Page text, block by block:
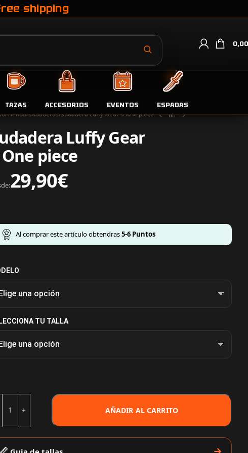
shipping
0,00
TAZAS ACCESORIOS EVENTOS
ESPADAS
Tienda Sudaderas Sudadera Luffy Gear 5 One piece
Luffy Gear
piece
29,90€
Al comprar este artículo obtendras5-6Puntos
TU TALLA
AÑADIR AL CARRITO